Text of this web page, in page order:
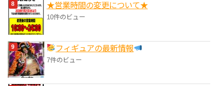
★営業時間の変更について★
10件のビュー
フィギュアの最新情報
7件のビュー